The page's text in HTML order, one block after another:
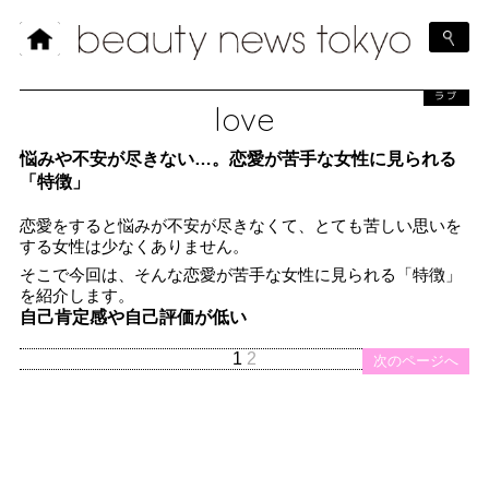
love
ラブ
悩みや不安が尽きない…。恋愛が苦手な女性に見られる
「特徴」
恋愛をすると悩みが不安が尽きなくて、とても苦しい思いを
する女性は少なくありません。
そこで今回は、そんな恋愛が苦手な女性に見られる「特徴」
を紹介します。
自己肯定感や自己評価が低い
次のページへ
1 2